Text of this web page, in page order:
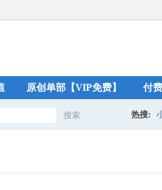
原创单部【VIP免费】 付
搜索 热搜: